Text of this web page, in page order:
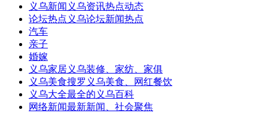
义乌新闻 义乌资讯热点动态
论坛热点 义乌论坛新闻热点
汽车
亲子
婚嫁
义乌家居义乌装修、家纺、家俱
义乌美食搜罗义乌美食、网红餐饮
义乌大全最全的义乌百科
网络新闻最新新闻、社会聚焦